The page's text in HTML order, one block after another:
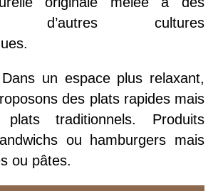
d’autres cultures
Dans un espace plus relaxant,
des plats rapides mais
traditionnels. Produits
ou hamburgers mais
ou pâtes.